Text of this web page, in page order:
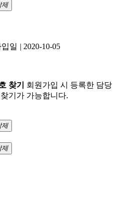
제
입일 | 2020-10-05
찾기
회원가입 시 등록한 담당
기가 가능합니다.
제
제